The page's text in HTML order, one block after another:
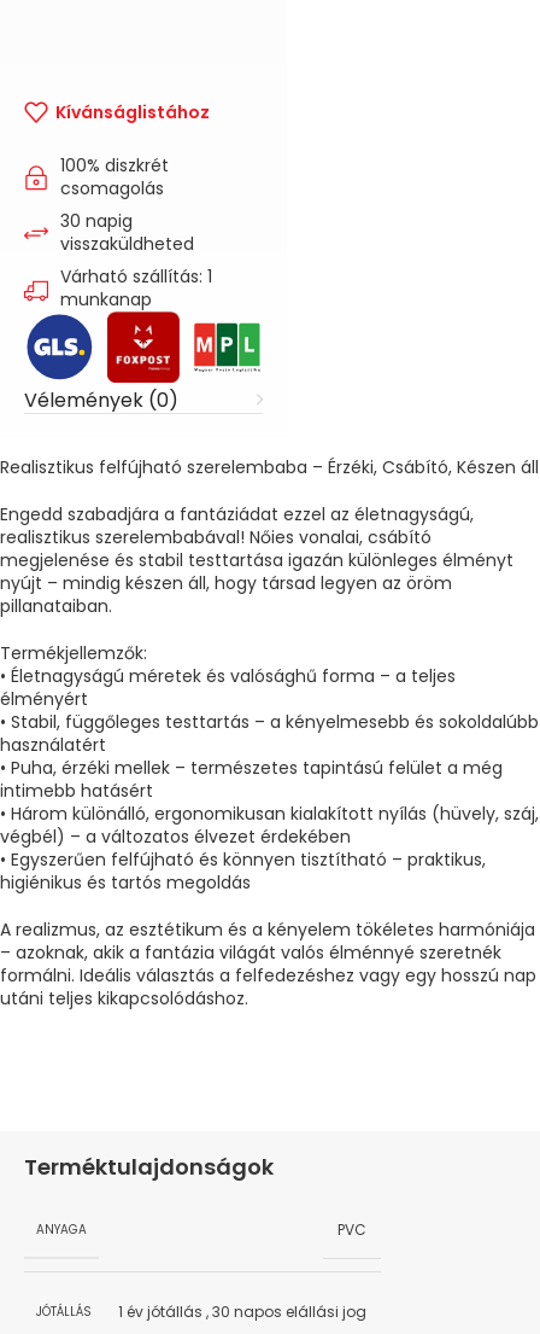
Kívánságlistához
100% diszkrét
csomagolás
30 napig
visszaküldheted
Várható szállítás: 1
munkanap
Vélemények (0)
Realisztikus felfújható szerelembaba – Érzéki, Csábító, Készen áll
Engedd szabadjára a fantáziádat ezzel az életnagyságú,
realisztikus szerelembabával! Nőies vonalai, csábító
megjelenése és stabil testtartása igazán különleges élményt
nyújt – mindig készen áll, hogy társad legyen az öröm
pillanataiban.
Termékjellemzők:
• Életnagyságú méretek és valósághű forma – a teljes
élményért
• Stabil, függőleges testtartás – a kényelmesebb és sokoldalúbb
használatért
• Puha, érzéki mellek – természetes tapintású felület a még
intimebb hatásért
• Három különálló, ergonomikusan kialakított nyílás (hüvely, száj,
végbél) – a változatos élvezet érdekében
• Egyszerűen felfújható és könnyen tisztítható – praktikus,
higiénikus és tartós megoldás
A realizmus, az esztétikum és a kényelem tökéletes harmóniája
– azoknak, akik a fantázia világát valós élménnyé szeretnék
formálni. Ideális választás a felfedezéshez vagy egy hosszú nap
utáni teljes kikapcsolódáshoz.
Terméktulajdonságok
ANYAGA PVC
JÓTÁLLÁS 1 év jótállás ,30 napos elállási jog